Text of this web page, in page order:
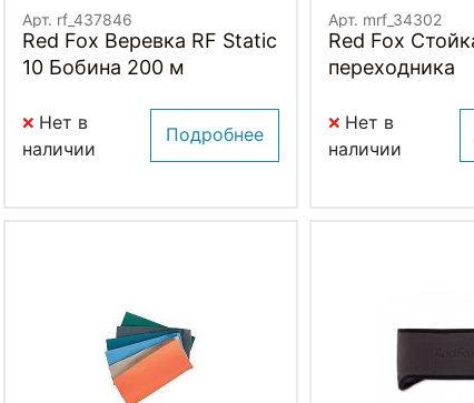
Арт. rf_437846
Red Fox Веревка RF Static
10 Бобина 200 м
Нет в
наличии
Подробнее
Арт. mrf_34302
Red Fox
переходника
Нет в
наличии